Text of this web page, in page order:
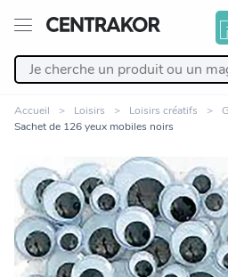
Décoration
Linge de maison
Accueil Loisirs Loisirs créatifs
Sachet de 126 yeux mobiles noirs